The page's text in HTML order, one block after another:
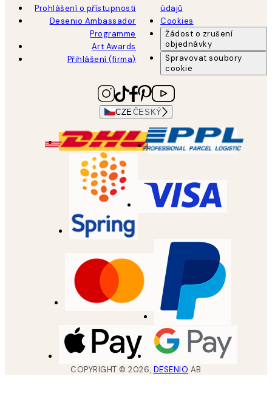
Prohlášení o přístupnosti
Desenio Ambassador
Programme
Art Awards
Přihlášení (firma)
údajů
Cookies
Žádost o zrušení
objednávky
Spravovat soubory
cookie
CZE ČESKÝ
COPYRIGHT ©2026, DESENIO AB